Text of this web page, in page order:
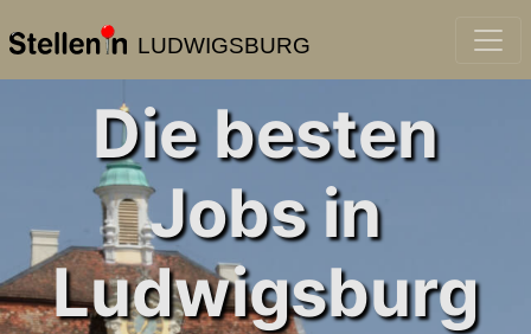
LUDWIGSBURG
Die besten
Jobs in
Ludwigsburg